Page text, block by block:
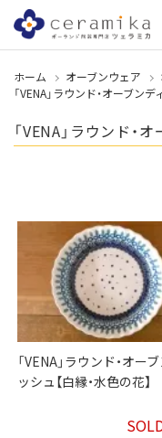
ホーム オーブンウェア
「VENA」ラウンド・オーブンデ
「VENA」ラウンド・
「VENA」ラウンド・オー
ッシュ【白縁・水色の花】